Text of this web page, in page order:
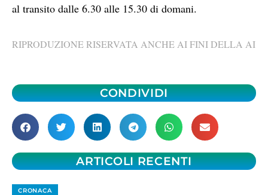
al transito dalle 6.30 alle 15.30 di domani.
RIPRODUZIONE RISERVATA ANCHE AI FINI DELLA AI
CONDIVIDI
ARTICOLI RECENTI
CRONACA